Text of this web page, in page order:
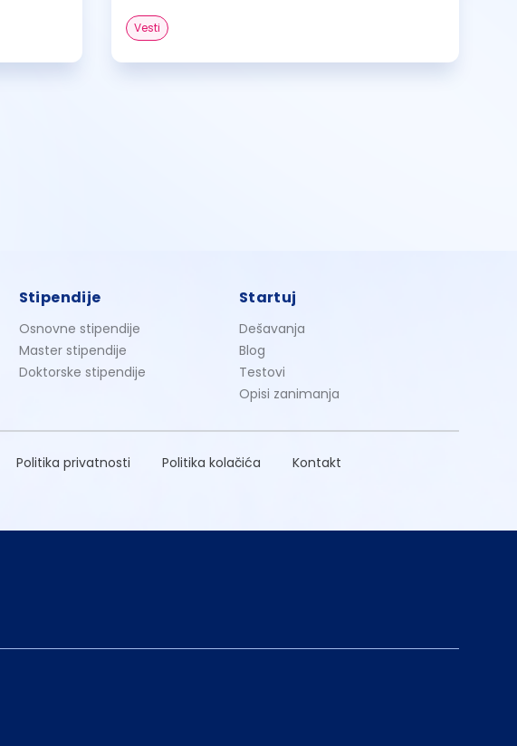
Vesti
Stipendije
Osnovne stipendije
Master stipendije
Doktorske stipendije
Startuj
Dešavanja
Blog
Testovi
Opisi zanimanja
Politika privatnosti Politika kolačića Kontakt